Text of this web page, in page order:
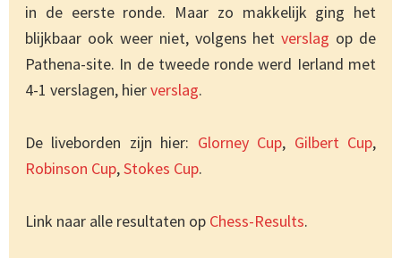
in de eerste ronde. Maar zo makkelijk ging het
blijkbaar ook weer niet, volgens hetverslag op de
Pathena-site. In de tweede ronde werd Ierland met
4-1 verslagen, hierverslag.
De liveborden zijn hier: Glorney Cup, Gilbert Cup,
Robinson Cup,Stokes Cup.
Link naar alle resultaten op Chess-Results.